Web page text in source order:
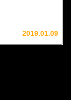
2019.01.09